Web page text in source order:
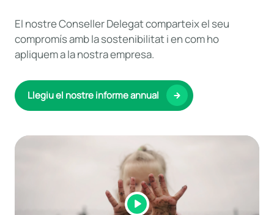
El nostre Conseller Delegat comparteix el seu
compromís amb la sostenibilitat i en com ho
apliquem a la nostra empresa.
Llegiu el nostre informe annual